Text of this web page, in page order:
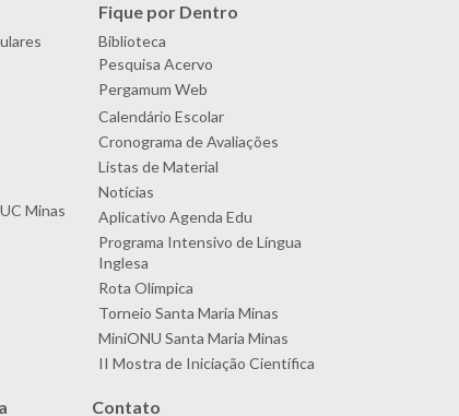
Minas
Fique por Dentro
Biblioteca
Pesquisa Acervo
Pergamum Web
Calendário Escolar
Cronograma de Avaliações
Listas de Material
Notícias
Aplicativo Agenda Edu
Programa Intensivo de Língua
Inglesa
Rota Olímpica
Torneio Santa Maria Minas
MiniONU Santa Maria Minas
II Mostra de Iniciação Científica
Contato